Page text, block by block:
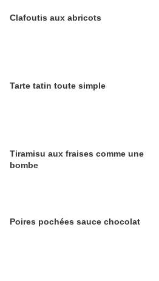
Clafoutis aux abricots
Tarte tatin toute simple
Tiramisu aux fraises comme une
bombe
Poires pochées sauce chocolat